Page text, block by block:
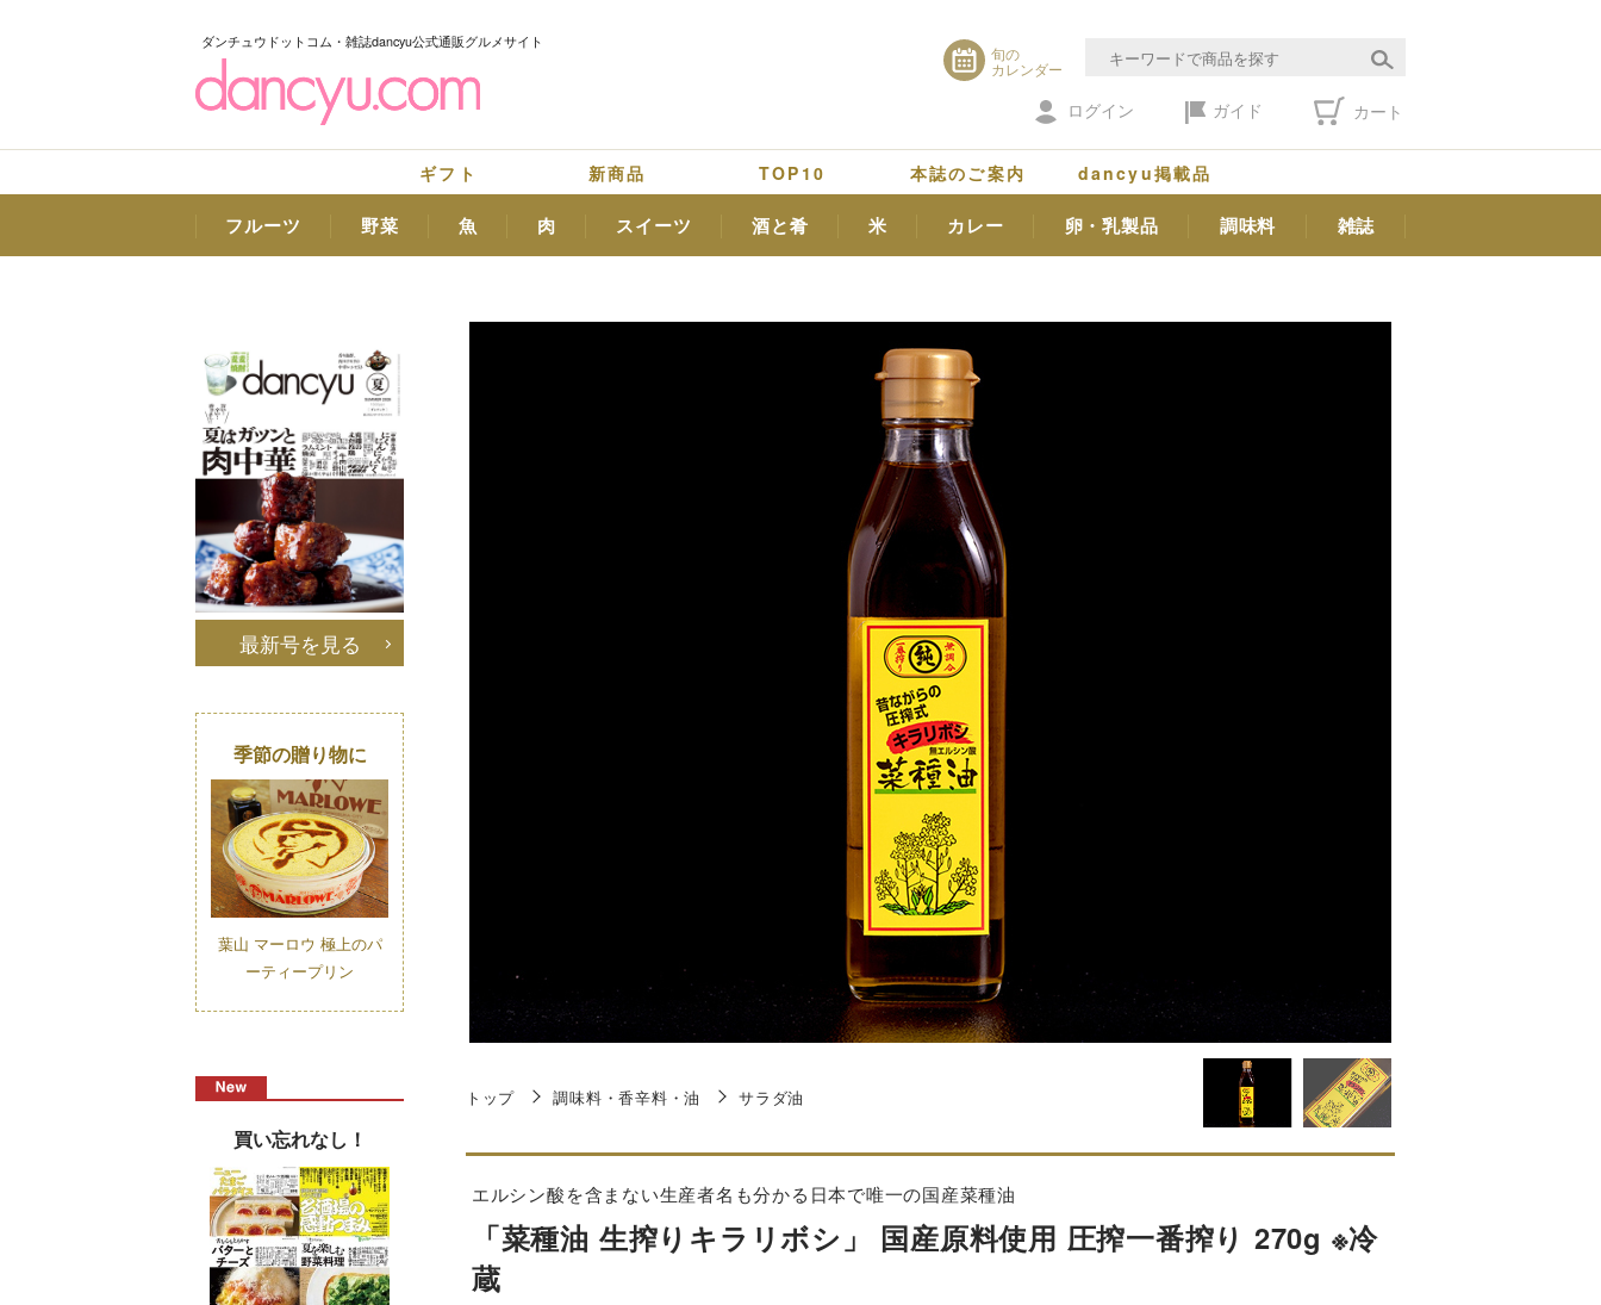
ダンチュウドットコム・雑誌dancyu公式通販グルメサイト
旬の
カレンダー
ログイン ガイド カート
ギフト 新商品 TOP10 本誌のご案内 dancyu掲載品
フルーツ 野菜 魚 肉 スイーツ 酒と肴 米 カレー 卵・乳製品 調味料 雑誌
トップ 調味料・香辛料・油 サラダ油
エルシン酸を含まない生産者名も分かる日本で唯一の国産菜種油
「菜種油 生搾りキラリボシ」 国産原料使用 圧搾一番搾り 270g ※冷
蔵
最新号を見る
季節の贈り物に
葉山 マーロウ 極上のパ
ーティープリン
買い忘れなし！